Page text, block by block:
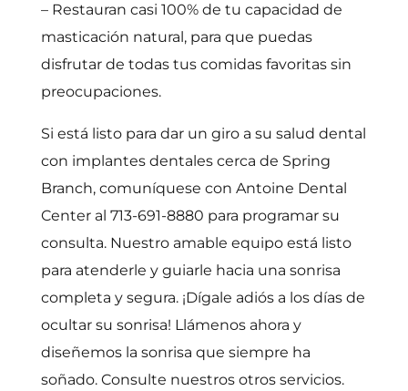
– Restauran casi 100% de tu capacidad de
masticación natural, para que puedas
disfrutar de todas tus comidas favoritas sin
preocupaciones.
Si está listo para dar un giro a su salud dental
con implantes dentales cerca de Spring
Branch, comuníquese con Antoine Dental
Center al 713-691-8880 para programar su
consulta. Nuestro amable equipo está listo
para atenderle y guiarle hacia una sonrisa
completa y segura. ¡Dígale adiós a los días de
ocultar su sonrisa! Llámenos ahora y
diseñemos la sonrisa que siempre ha
soñado. Consulte nuestros otros servicios.